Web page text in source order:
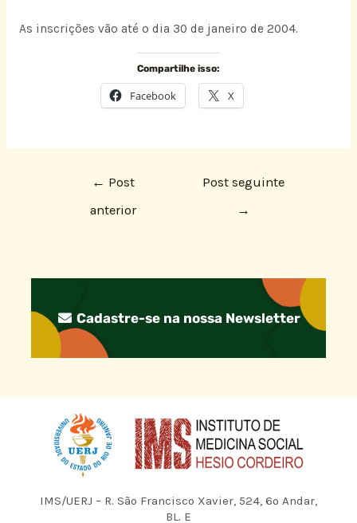
As inscrições vão até o dia 30 de janeiro de 2004.
Compartilhe isso:
Facebook X
← Post
anterior
Post seguinte
→
Cadastre-se na nossa Newsletter
IMS/UERJ – R. São Francisco Xavier, 524, 6º Andar,
BL. E